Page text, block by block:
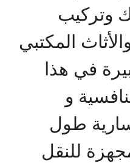
وتركيب
المكتبي
في هذا
و
طول
للنقل